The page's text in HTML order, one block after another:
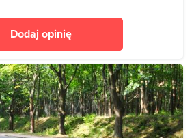
Dodaj opinię